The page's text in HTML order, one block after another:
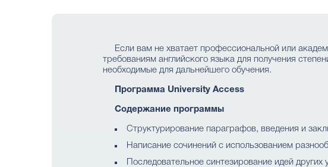
Если вам не хватает профессиональной или
требованиям английского языка для получения
необходимые для дальнейшего обучения.
Программа University Access
Содержание программы
Структурирование параграфов, введения и
Написание сочинений с использованием
Последовательное синтезирование идей